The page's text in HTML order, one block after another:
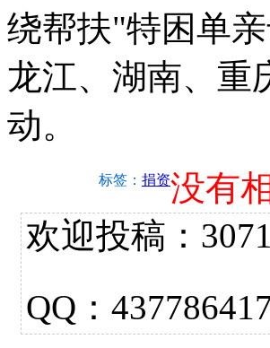
绕帮扶"特困单
龙江、湖南、重
动。
标签： 捐资没有
欢迎投稿：
QQ：